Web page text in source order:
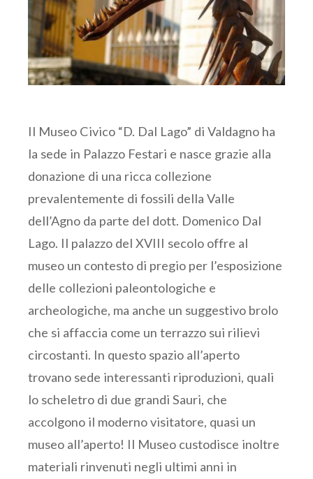
Il Museo Civico “D. Dal Lago” di Valdagno ha
la sede in Palazzo Festari e nasce grazie alla
donazione di una ricca collezione
prevalentemente di fossili della Valle
dell’Agno da parte del dott. Domenico Dal
Lago. Il palazzo del XVIII secolo offre al
museo un contesto di pregio per l’esposizione
delle collezioni paleontologiche e
archeologiche, ma anche un suggestivo brolo
che si affaccia come un terrazzo sui rilievi
circostanti. In questo spazio all’aperto
trovano sede interessanti riproduzioni, quali
lo scheletro di due grandi Sauri, che
accolgono il moderno visitatore, quasi un
museo all’aperto! Il Museo custodisce inoltre
materiali rinvenuti negli ultimi anni in